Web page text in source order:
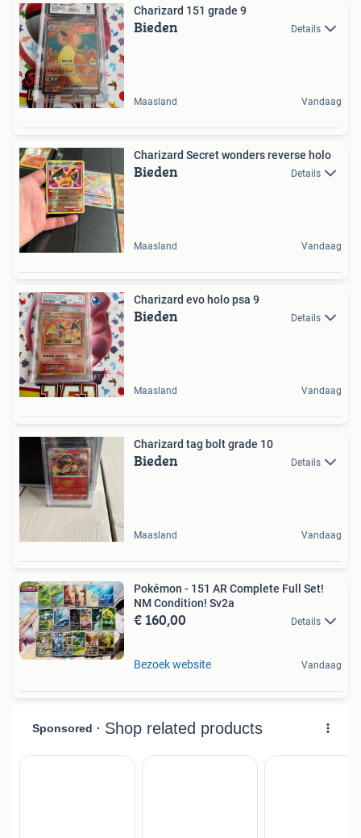
Charizard 151 grade 9
Bieden Details
Maasland Vandaag
Charizard Secret wonders reverse holo
Bieden Details
Maasland Vandaag
Charizard evo holo psa 9
Bieden Details
Maasland Vandaag
Charizard tag bolt grade 10
Bieden Details
Maasland Vandaag
Pokémon - 151 AR Complete Full Set!
NM Condition! Sv2a
€ 160,00 Details
Bezoek website Vandaag